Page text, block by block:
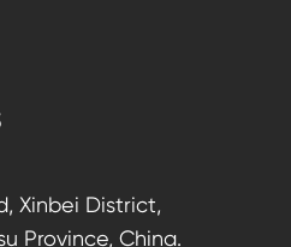
Xinbei District,
Province, China.